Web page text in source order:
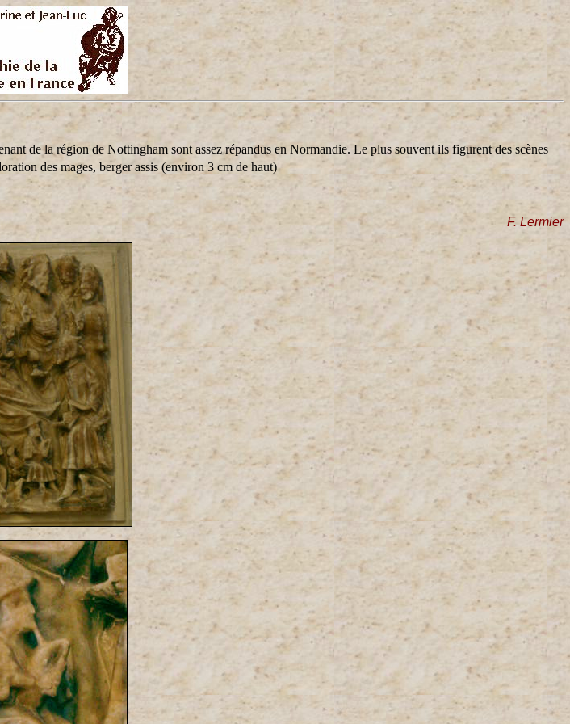
de la région de Nottingham sont assez répandus en Normandie. Le plus souvent ils figurent des scènes
des mages, berger assis (environ 3 cm de haut)
F. Lermier